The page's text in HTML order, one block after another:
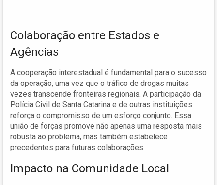
Colaboração entre Estados e
Agências
A cooperação interestadual é fundamental para o sucesso
da operação, uma vez que o tráfico de drogas muitas
vezes transcende fronteiras regionais. A participação da
Polícia Civil de Santa Catarina e de outras instituições
reforça o compromisso de um esforço conjunto. Essa
união de forças promove não apenas uma resposta mais
robusta ao problema, mas também estabelece
precedentes para futuras colaborações.
Impacto na Comunidade Local